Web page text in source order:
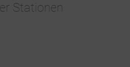
Stationen